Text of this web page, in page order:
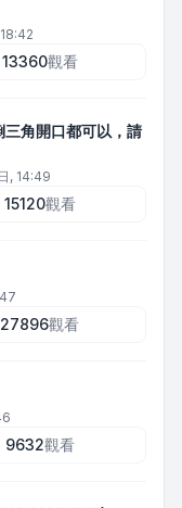
13360觀看
角開口都可以，請
, 14:49
15120觀看
27896觀看
9632觀看